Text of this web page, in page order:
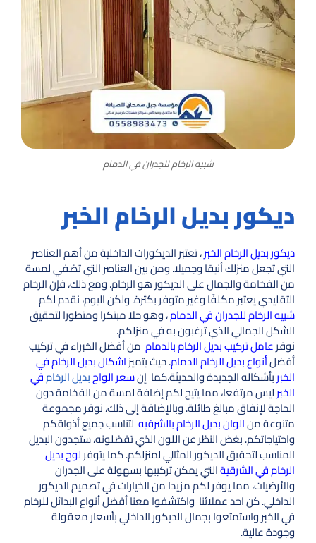
شبيه الرخام للجدران في الدمام
ديكور بديل الرخام الخبر
ديكور بديل الرخام الخبر، تعتبر الديكورات الداخلية من أهم العناصر
التي تجعل منزلك أنيقا وجميلا. ومن بين العناصر التي تضفي لمسة
من الفخامة والجمال على الديكور هو الرخام. ومع ذلك، فإن الرخام
التقليدي يعتبر مكلفًا وغير متوفر بكثرة. ولكن اليوم، نقدم لكم
شبيه الرخام للجدران في الدمام، وهو حلا مبتكرا ومتطورا لتحقيق
الشكل الجمالي الذي ترغبون به في منزلكم.
نوفرعامل تركيب بديل الرخام بالدمام من أفضل الخبراء في تركيب
أفضلأنواع بديل الرخام الدمام. حيث يتميزاشكال بديل الرخام في
الخبربأشكاله الجديدة والحديثة.كما إنسعر الواحبديل الرخامفي
الخبرليس مرتفعا، مما يتيح لكم إضافة لمسة من الفخامة دون
الحاجة لإنفاق مبالغ طائلة. وبالإضافة إلى ذلك، نوفر مجموعة
متنوعة منالوان بديل الرخام بالشرقيه لتناسب جميع أذواقكم
واحتياجاتكم. بغض النظر عن اللون الذي تفضلونه، ستجدون البديل
المناسب لتحقيق الديكور المثالي لمنزلكم. كما يتوفرلوح بديل
الرخام في الشرقيةالتي يمكن تركيبها بسهولة على الجدران
والأرضيات، مما يوفر لكم مزيدا من الخيارات في تصميم الديكور
الداخلي. كن احد عملائنا واكتشفوا معنا أفضل أنواع البدائل للرخام
في الخبر واستمتعوا بجمال الديكور الداخلي بأسعار معقولة
وجودة عالية.